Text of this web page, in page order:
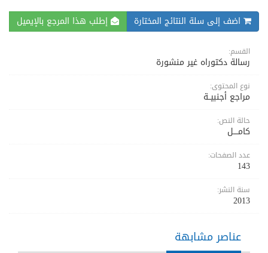
اضف إلى سلة النتائج المختارة إطلب هذا المرجع بالإيميل
القسم:
رسالة دكتوراه غير منشورة
نوع المحتوى:
مراجع أجنبيــة
حالة النص:
كامــــل
عدد الصفحات:
143
سنة النشر:
2013
عناصر مشابهة